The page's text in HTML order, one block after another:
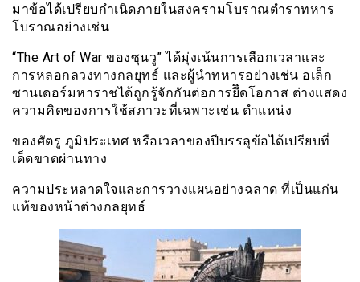
มาข้อได้เปรียบกำเนิดภายในสงครามโบราณตำราทหาร
โบราณอย่างเช่น
“The Art of War ของซุนวู” ได้มุ่งเน้นการเลือกเวลาและ
การหลอกลวงทางกลยุทธ์ และผู้นำทหารอย่างเช่น อเล็ก
ซานเดอร์มหาราชได้ถูกรู้จักกันต่อการยึึดโอกาส ต่างแสดง
ความคิดของการใช้สภาวะที่เฉพาะเช่น ตำแหน่ง
ของศัตรู ภูมิประเทศ หรือเวลาของปีบรรลุข้อได้เปรียบที่
เด็ดขาดผ่านทาง
ความประหลาดใจและการวางแผนอย่างฉลาด ที่เป็นแก่น
แท้ของหน้าต่างกลยุทธ์